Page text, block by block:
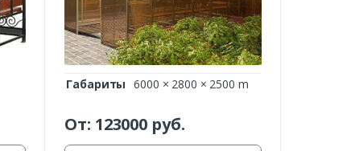
Габариты 6000 × 2800 × 2500 m
От: 123000 руб.